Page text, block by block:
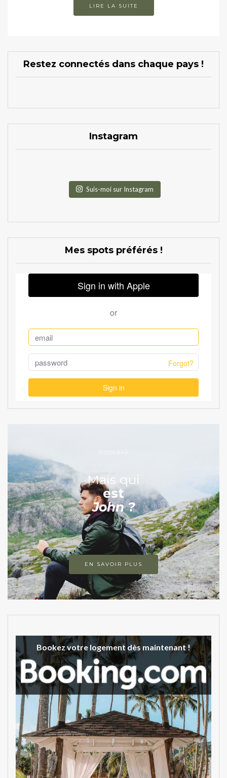
LIRE LA SUITE
Restez connectés dans chaque pays !
Instagram
Suis-moi sur Instagram
Mes spots préférés !
JOOWBAR
Mais qui
est
John ?
EN SAVOIR PLUS
Bookez votre logement dès maintenant !